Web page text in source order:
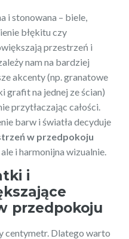
i stonowana – biele,
błękitu czy
przestrzeń i
nam na bardziej
akcenty (np. granatowe
grafit na jednej ze ścian)
przytłaczając całości.
barw i światła decyduje
w przedpokoju
i harmonijna wizualnie.
i
przedpokoju
centymetr. Dlatego warto